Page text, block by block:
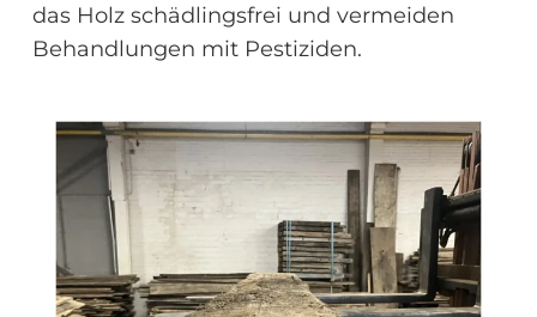
das Holz schädlingsfrei und vermeiden
Behandlungen mit Pestiziden.